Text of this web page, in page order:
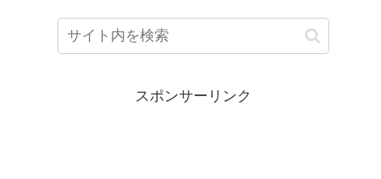
スポンサーリンク